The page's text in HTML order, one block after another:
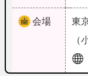
会場 東
（